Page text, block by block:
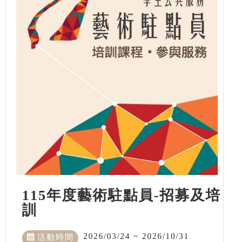
115年度藝術駐點員-招募及培
訓
活動時間 2026/03/24 ~ 2026/10/31